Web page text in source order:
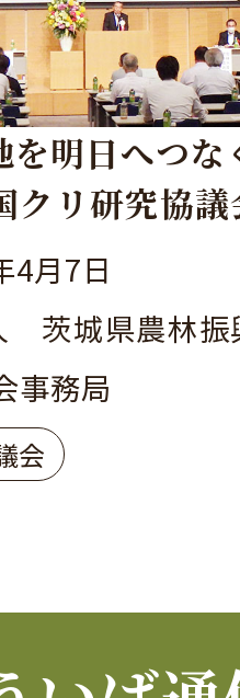
を明日へつな
クリ研究協
4月7日
茨城県農林
事務局
会